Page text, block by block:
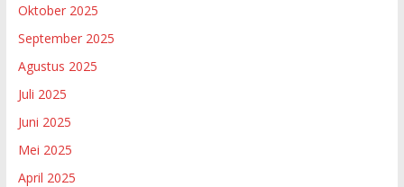
Oktober 2025
September 2025
Agustus 2025
Juli 2025
Juni 2025
Mei 2025
April 2025